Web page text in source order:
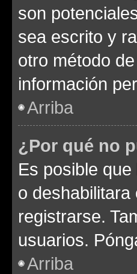
son
sea escrito y
otro método
información
Arriba
¿Por qué no
Es posible
o
registrarse.
usuarios.
Arriba